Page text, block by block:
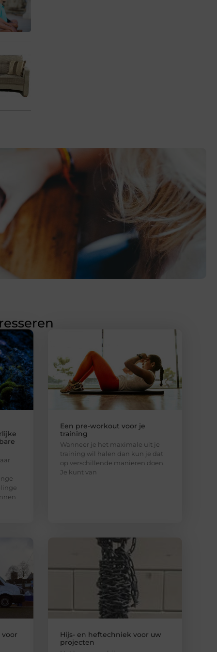
Een pre-workout voor je
training
Wanneer je het maximale uit je
training wil halen dan kun je dat
op verschillende manieren doen.
Je kunt van
Hijs- en heftechniek voor uw
projecten